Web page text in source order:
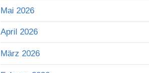
Mai 2026
April 2026
März 2026